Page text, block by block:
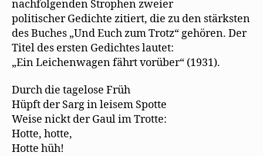
nachfolgenden Strophen zweier
politischer Gedichte zitiert, die zu den stärksten
des Buches „Und Euch zum Trotz“ gehören. Der
Titel des ersten Gedichtes lautet:
„Ein Leichenwagen fährt vorüber“ (1931).
Durch die tagelose Früh
Hüpft der Sarg in leisem Spotte
Weise nickt der Gaul im Trotte:
Hotte, hotte,
Hotte hüh!